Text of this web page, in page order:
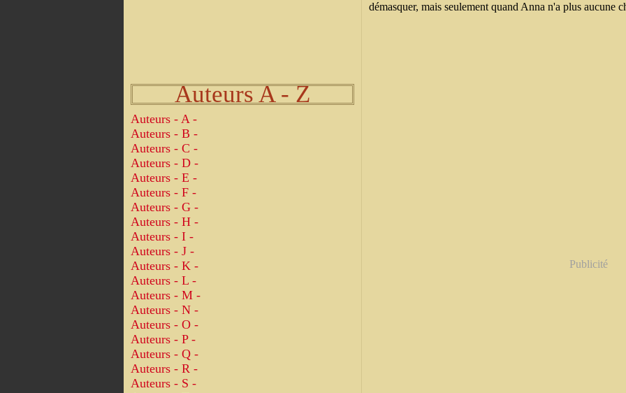
Auteurs A - Z
Auteurs - A -
Auteurs - B -
Auteurs - C -
Auteurs - D -
Auteurs - E -
Auteurs - F -
Auteurs - G -
Auteurs - H -
Auteurs - I -
Auteurs - J -
Auteurs - K -
Auteurs - L -
Auteurs - M -
Auteurs - N -
Auteurs - O -
Auteurs - P -
Auteurs - Q -
Auteurs - R -
Auteurs - S -
démasquer, mais seulement quand Anna n'a plus aucune
Publicité